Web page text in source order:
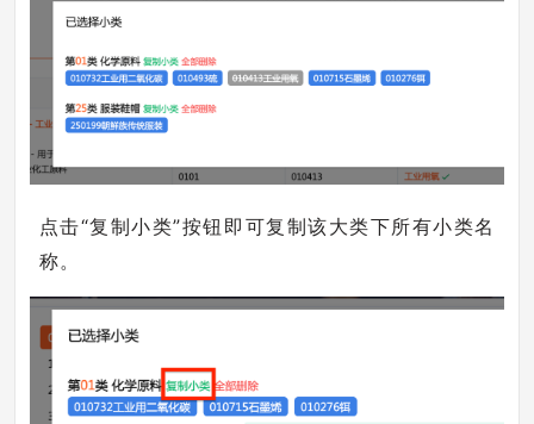
点击“复制小类”按钮即可复制该大类下所有小类名
称。